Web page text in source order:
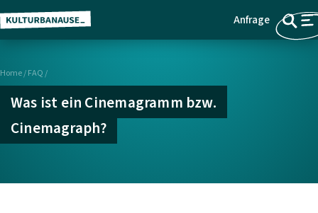
Z
u
H
n
Menü
Anfrage
Home/FAQ/
Was ist ein Cinemagramm bzw.
Cinemagraph?